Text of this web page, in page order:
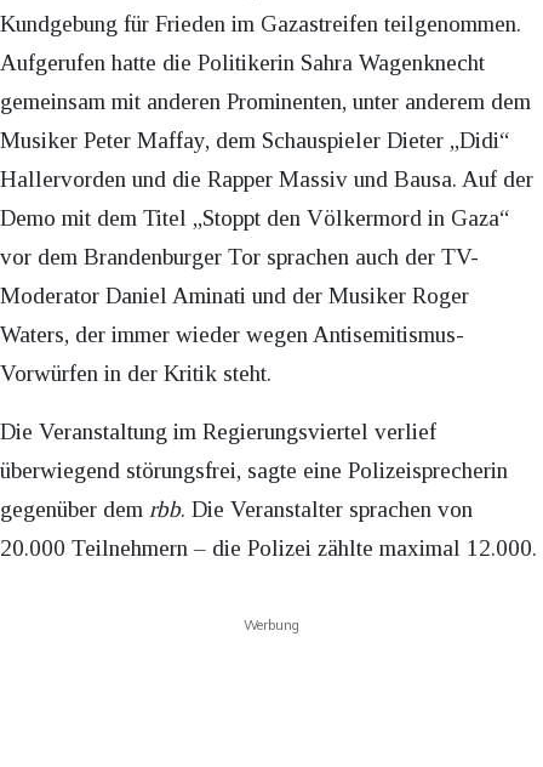
Kundgebung für Frieden im Gazastreifen teilgenommen.
Aufgerufen hatte die Politikerin Sahra Wagenknecht
gemeinsam mit anderen Prominenten, unter anderem dem
Musiker Peter Maffay, dem Schauspieler Dieter „Didi“
Hallervorden und die Rapper Massiv und Bausa. Auf der
Demo mit dem Titel „Stoppt den Völkermord in Gaza“
vor dem Brandenburger Tor sprachen auch der TV-
Moderator Daniel Aminati und der Musiker Roger
Waters, der immer wieder wegen Antisemitismus-
Vorwürfen in der Kritik steht.
Die Veranstaltung im Regierungsviertel verlief
überwiegend störungsfrei, sagte eine Polizeisprecherin
gegenüber dem rbb. Die Veranstalter sprachen von
20.000 Teilnehmern – die Polizei zählte maximal 12.000.
Werbung